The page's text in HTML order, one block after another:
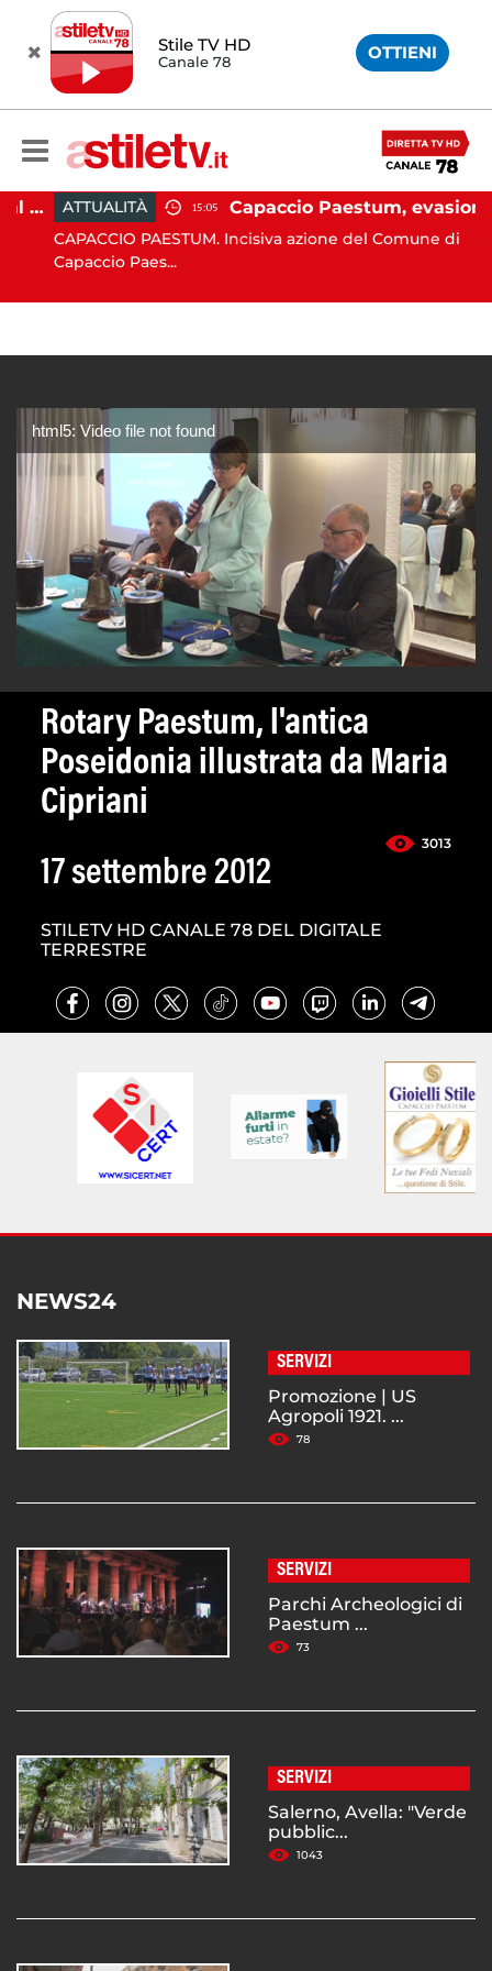
Stile TV HD
Canale 78 OTTIENI
Paestum, Codacons scrive al ministro Giuli: "Rilanciare scavi dell'Anfiteatro nell'area archeologica" ATTUALITÀ 15:05 Capaccio Paestum, evasione tassa di soggiorno: scoperte 49 strutture fantasma, elevate 132 sanzioni
CAPACCIO PAESTUM. Incisiva azione del Comune di
Capaccio Paes...
html5: Video file not found
Rotary Paestum, l'antica
Poseidonia illustrata da Maria
Cipriani
3013
17 settembre 2012
STILETV HD CANALE 78 DEL DIGITALE
TERRESTRE
NEWS24
SERVIZI
Promozione | US
Agropoli 1921. ...
78
SERVIZI
Parchi Archeologici di
Paestum ...
73
SERVIZI
Salerno, Avella: "Verde
pubblic...
1043